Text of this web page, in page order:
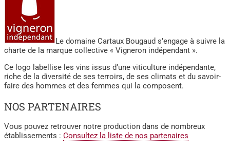
Le domaine Cartaux Bougaud s’engage à suivre la
charte de la marque collective « Vigneron indépendant ».
Ce logo labellise les vins issus d’une viticulture indépendante,
riche de la diversité de ses terroirs, de ses climats et du savoir-
faire des hommes et des femmes qui la composent.
NOS PARTENAIRES
Vous pouvez retrouver notre production dans de nombreux
établissements : Consultez la liste de nos partenaires